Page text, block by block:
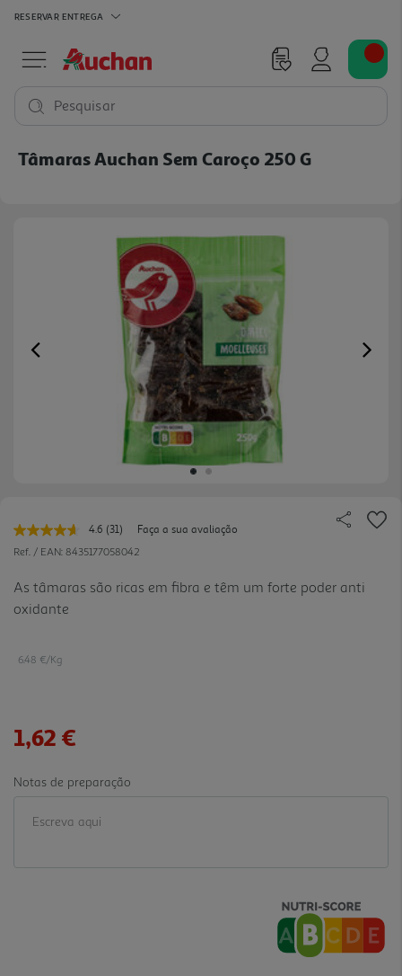
RESERVAR ENTREGA
Pesquisar
Tâmaras Auchan Sem Caroço 250 G
Previous
4.6 Leu
31
Link
para
(31)
Faça a sua avaliação
Ref. / EAN: 8435177058042
As tâmaras são ricas em fibra e têm um forte poder anti
oxidante
6.48 €/Kg
1,62 €
Notas de preparação